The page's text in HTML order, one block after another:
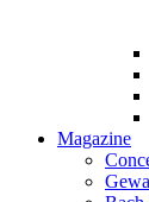
Magazine